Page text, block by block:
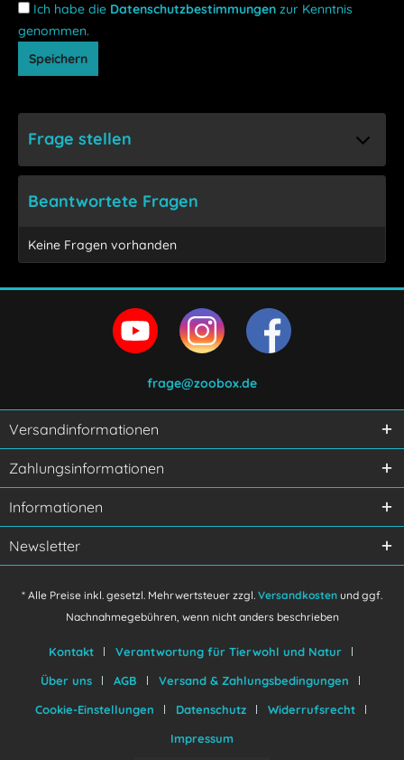
Ich habe die Datenschutzbestimmungen zur Kenntnis
genommen.
Speichern
Frage stellen
Ich habe die
verstanden und stimme zu.
Mit * gekennzeichnete Felder sind Pflichtfelder.
Senden
Beantwortete Fragen
Keine Fragen vorhanden
frage@zoobox.de
Versandinformationen
Zahlungsinformationen
Informationen
Newsletter
* Alle Preise inkl. gesetzl. Mehrwertsteuer zzgl. Versandkosten und ggf.
Nachnahmegebühren, wenn nicht anders beschrieben
Kontakt
Verantwortung für Tierwohl und Natur
Über uns
AGB
Versand & Zahlungsbedingungen
Cookie-Einstellungen
Datenschutz
Widerrufsrecht
Impressum